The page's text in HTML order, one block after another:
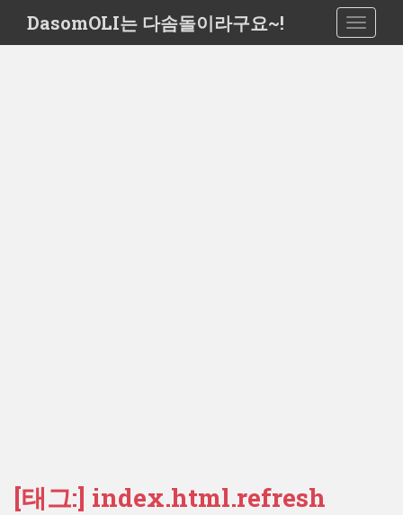
i
DasomOLI는 다솜돌이라구요~!
[태그:] index.html.refresh